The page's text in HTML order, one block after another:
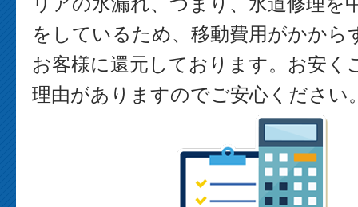
をしているため、移動費用がかから
お客様に還元しております。お安く
理由がありますのでご安心ください